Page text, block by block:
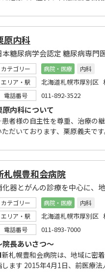
原内科
カテゴリー 病院・医療
内科
エリア・駅
北海道札幌市厚別区
電話番号 011-892-3522
原内科について
者様の自主性を尊重、治療の
ただいております、栗原義夫で
札幌豊和会病院
化器とがんの診療を中心に、
カテゴリー 病院・医療
内科
エリア・駅
北海道札幌市厚別区
電話番号 011-893-7000
院長あいさつ～
札幌豊和会病院は、地域に密
します 2015年4月1日、前医療